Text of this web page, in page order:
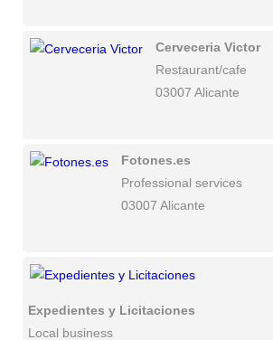
Cerveceria Victor
Restaurant/cafe
03007 Alicante
Fotones.es
Professional services
03007 Alicante
Expedientes y Licitaciones
Local business